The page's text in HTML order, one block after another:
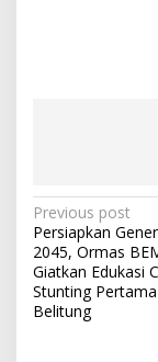
P
o
s
t
Previous post
Persiapkan
2045, Ormas
Giatkan Edukasi
Stunting
Belitung